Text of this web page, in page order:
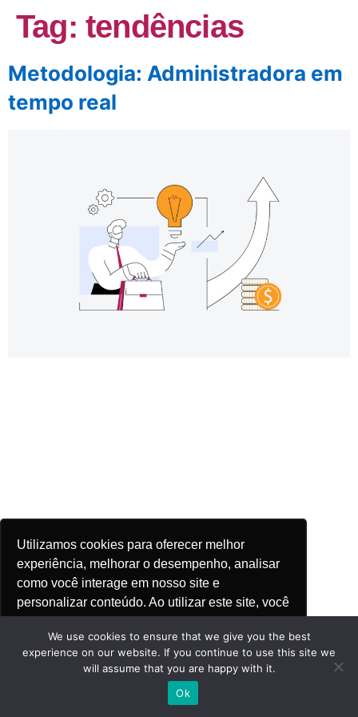
Utilizamos cookies para oferecer melhor
experiência, melhorar o desempenho, analisar
como você interage em nosso site e
personalizar conteúdo. Ao utilizar este site, você
Ok, entendi!
Tag: tendências
Metodologia: Administradora em
tempo real
We use cookies to ensure that we give you the best
experience on our website. If you continue to use this site we
will assume that you are happy with it.
Ok